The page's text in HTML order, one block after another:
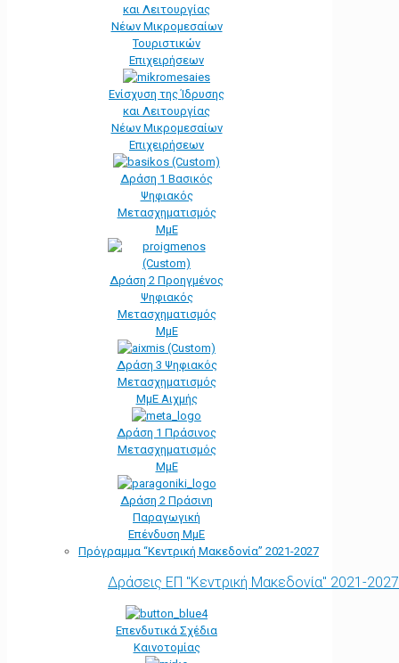
και Λειτουργίας
Νέων Μικρομεσαίων
Τουριστικών
Επιχειρήσεων
Ενίσχυση της Ίδρυσης
και Λειτουργίας
Νέων Μικρομεσαίων
Επιχειρήσεων
Δράση 1 Βασικός
Ψηφιακός
Μετασχηματισμός
ΜμΕ
Δράση 2 Προηγμένος
Ψηφιακός
Μετασχηματισμός
ΜμΕ
Δράση 3 Ψηφιακός
Μετασχηματισμός
ΜμΕ Αιχμής
Δράση 1 Πράσινος
Μετασχηματισμός
ΜμΕ
Δράση 2 Πράσινη
Παραγωγική
Επένδυση ΜμΕ
Πρόγραμμα “Κεντρική Μακεδονία” 2021-2027
Δράσεις ΕΠ "Κεντρική Μακεδονία" 2021-2027
Επενδυτικά Σχέδια
Καινοτομίας